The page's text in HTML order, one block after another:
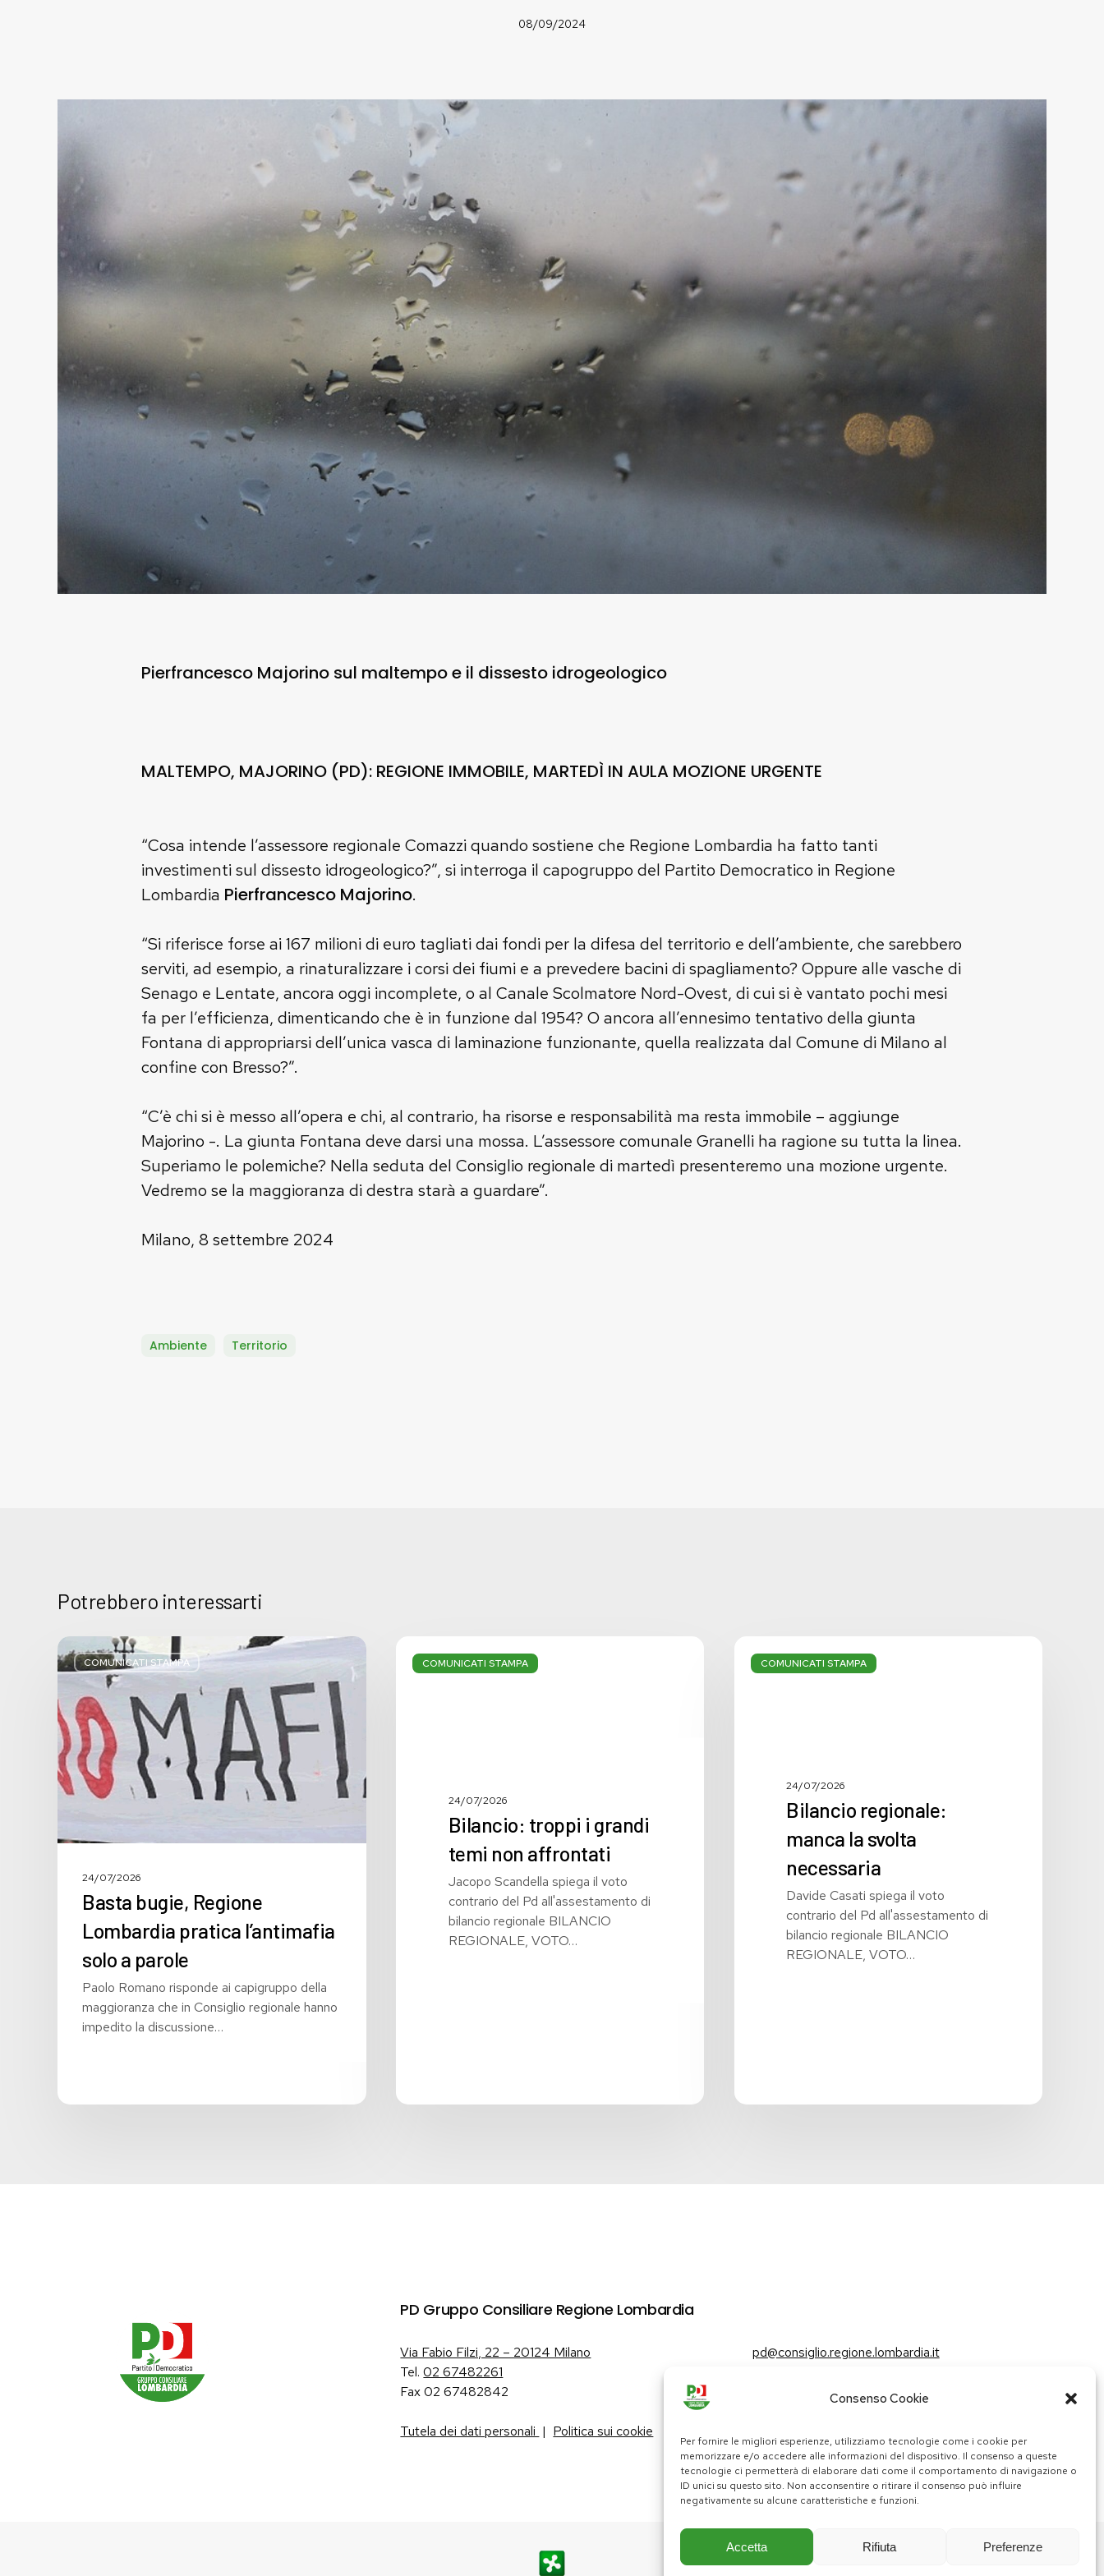
Consenso Cookie
Per fornire le migliori esperienze, utilizziamo tecnologie come i cookie per
memorizzare e/o accedere alle informazioni del dispositivo. Il consenso a queste
tecnologie ci permetterà di elaborare dati come il comportamento di navigazione o
ID unici su questo sito. Non acconsentire o ritirare il consenso può influire
negativamente su alcune caratteristiche e funzioni.
Accetta Rifiuta Preferenze
08/09/2024
Pierfrancesco Majorino sul maltempo e il dissesto idrogeologico
MALTEMPO, MAJORINO (PD): REGIONE IMMOBILE, MARTEDÌ IN AULA MOZIONE URGENTE
“Cosa intende l’assessore regionale Comazzi quando sostiene che Regione Lombardia ha fatto tanti
investimenti sul dissesto idrogeologico?”, si interroga il capogruppo del Partito Democratico in Regione
Lombardia Pierfrancesco Majorino.
“Si riferisce forse ai 167 milioni di euro tagliati dai fondi per la difesa del territorio e dell’ambiente, che sarebbero
serviti, ad esempio, a rinaturalizzare i corsi dei fiumi e a prevedere bacini di spagliamento? Oppure alle vasche di
Senago e Lentate, ancora oggi incomplete, o al Canale Scolmatore Nord-Ovest, di cui si è vantato pochi mesi
fa per l’efficienza, dimenticando che è in funzione dal 1954? O ancora all’ennesimo tentativo della giunta
Fontana di appropriarsi dell’unica vasca di laminazione funzionante, quella realizzata dal Comune di Milano al
confine con Bresso?”.
“C’è chi si è messo all’opera e chi, al contrario, ha risorse e responsabilità ma resta immobile – aggiunge
Majorino -. La giunta Fontana deve darsi una mossa. L’assessore comunale Granelli ha ragione su tutta la linea.
Superiamo le polemiche? Nella seduta del Consiglio regionale di martedì presenteremo una mozione urgente.
Vedremo se la maggioranza di destra starà a guardare”.
Milano, 8 settembre 2024
Ambiente Territorio
Potrebbero interessarti
COMUNICATI STAMPA
Basta
bugie,
Regione
Lombardia
pratica
l’antimafia
solo
a
24/07/2026
Basta bugie, Regione
Lombardia pratica l’antimafia
solo a parole
Paolo Romano risponde ai capigruppo della
maggioranza che in Consiglio regionale hanno
impedito la discussione…
COMUNICATI STAMPA
troppi
24/07/2026
Bilancio: troppi i grandi
temi non affrontati
Jacopo Scandella spiega il voto
contrario del Pd all'assestamento di
bilancio regionale BILANCIO
REGIONALE, VOTO…
COMUNICATI STAMPA
regionale:
24/07/2026
Bilancio regionale:
manca la svolta
necessaria
Davide Casati spiega il voto
contrario del Pd all'assestamento di
bilancio regionale BILANCIO
REGIONALE, VOTO…
PD Gruppo Consiliare Regione Lombardia
Via Fabio Filzi, 22 – 20124 Milano
Tel.02 67482261
Fax 02 67482842
Tutela dei dati personali | Politica sui cookie
pd@consiglio.regione.lombardia.it
Pagina Messenger Gruppo Consiliare PD LombardiaPagina Instagram Gruppo PD LombardiaPagina Youtube Gruppo PD Lombardia